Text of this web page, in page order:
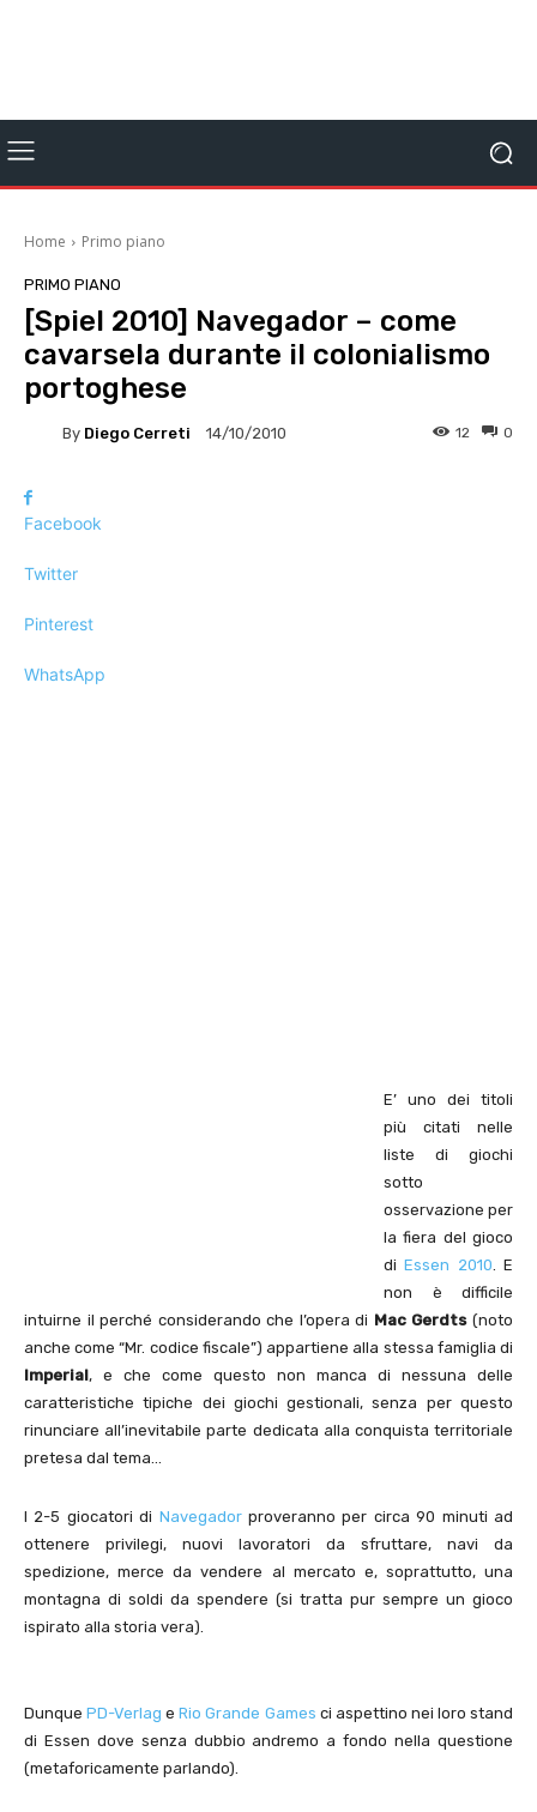
Home Primo piano
PRIMO PIANO
[Spiel 2010] Navegador – come
cavarsela durante il colonialismo
portoghese
By Diego Cerreti 14/10/2010 0
12
Facebook
Twitter
Pinterest
WhatsApp
E’ uno dei titoli
più citati nelle
liste di giochi
sotto
osservazione per
la fiera del gioco
diEssen 2010. E
non è difficile
intuirne il perché considerando che l’opera di Mac Gerdts(noto
anche come “Mr. codice fiscale”) appartiene alla stessa famiglia di
Imperial, e che come questo non manca di nessuna delle
caratteristiche tipiche dei giochi gestionali, senza per questo
rinunciare all’inevitabile parte dedicata alla conquista territoriale
pretesa dal tema…
I 2-5 giocatori di Navegadorproveranno per circa 90 minuti ad
ottenere privilegi, nuovi lavoratori da sfruttare, navi da
spedizione, merce da vendere al mercato e, soprattutto, una
montagna di soldi da spendere (si tratta pur sempre un gioco
ispirato alla storia vera).
DunquePD-Verlag e Rio Grande Games ci aspettino nei loro stand
di Essen dove senza dubbio andremo a fondo nella questione
(metaforicamente parlando).